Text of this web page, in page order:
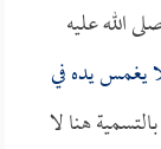
الله عليه
يغمس يده في
هنا لا